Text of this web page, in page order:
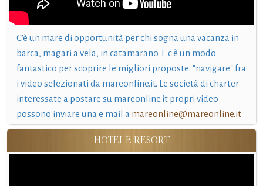
C'è un mare di opportunità per chi sogna una vacanza in
barca, magari a vela, in catamarano. E c'è un modo
fantastico per scoprire le migliori proposte: "navigare" fra
i video selezionati da mareonline.it. Le società di charter
interessate a postare su mareonline.it propri video
possono inviare una e mail a mareonline@mareonline.it
HOTEL E RESORT